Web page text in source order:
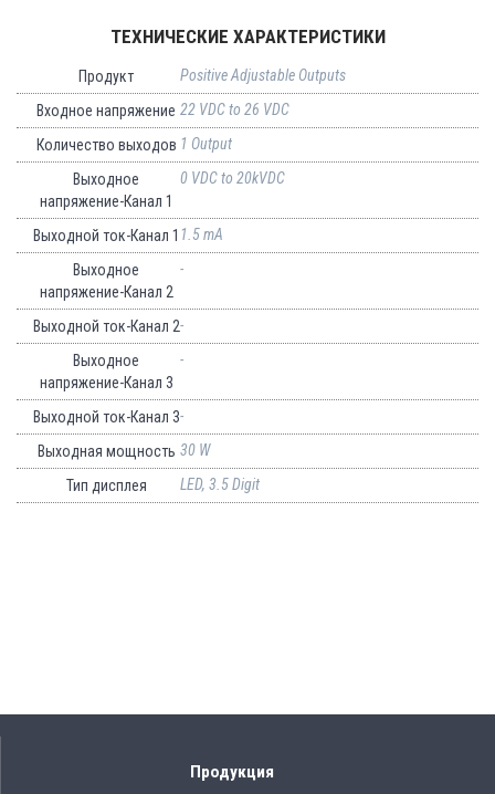
ТЕХНИЧЕСКИЕ ХАРАКТЕРИСТИКИ
Продукт
Positive Adjustable Outputs
Входное напряжение 22 VDC to 26 VDC
Количество выходов 1 Output
Выходное
напряжение-Канал 1
0 VDC to 20kVDC
Выходной ток-Канал 1 1.5 mA
Выходное
напряжение-Канал 2
-
Выходной ток-Канал 2-
Выходное
напряжение-Канал 3
-
Выходной ток-Канал 3-
Выходная мощность 30 W
Тип дисплея
LED, 3.5 Digit
Продукция